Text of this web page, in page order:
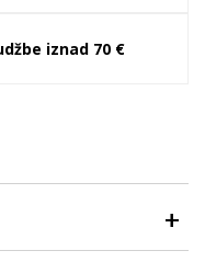
iznad 70 €